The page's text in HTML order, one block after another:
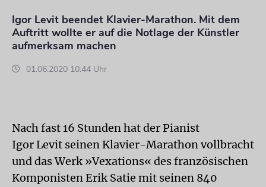
Igor Levit beendet Klavier-Marathon. Mit dem
Auftritt wollte er auf die Notlage der Künstler
aufmerksam machen
01.06.2020 10:44 Uhr
Nach fast 16 Stunden hat der Pianist
Igor Levit seinen Klavier-Marathon vollbracht
und das Werk »Vexations« des französischen
Komponisten Erik Satie mit seinen 840